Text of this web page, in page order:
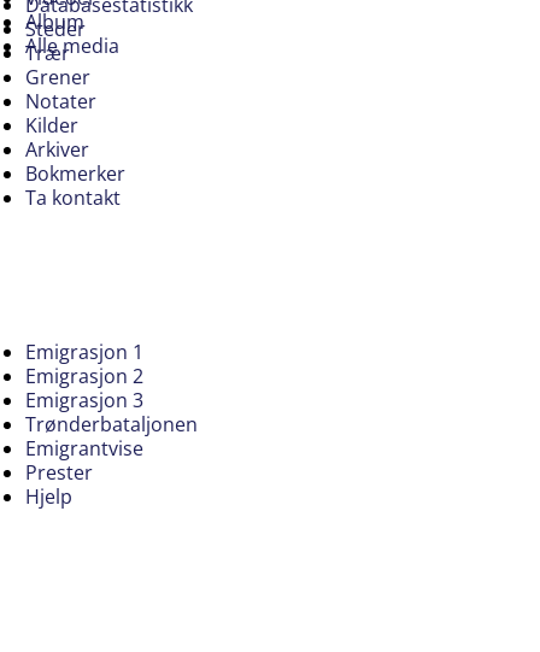
Album
Alle media
Steder
Trær
Grener
Notater
Kilder
Arkiver
Bokmerker
Ta kontakt
Emigrasjon 1
Emigrasjon 2
Emigrasjon 3
Trønderbataljonen
Emigrantvise
Prester
Hjelp